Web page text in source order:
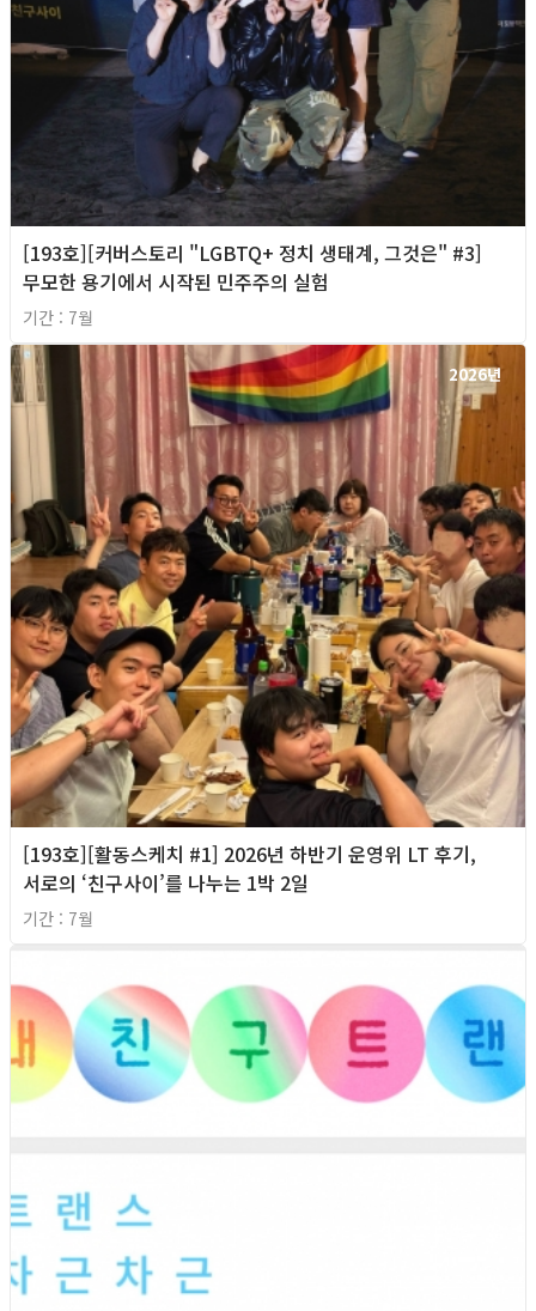
[193호][커버스토리 "LGBTQ+ 정치 생태계, 그것은" #3]
무모한 용기에서 시작된 민주주의 실험
기간 : 7월
2026년
[193호][활동스케치 #1] 2026년 하반기 운영위 LT 후기,
서로의 ‘친구사이’를 나누는 1박 2일
기간 : 7월